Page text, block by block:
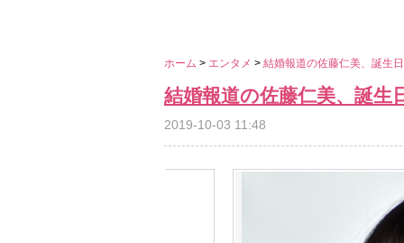
ホーム > エンタメ > 結婚報道の佐藤仁美、誕
結婚報道の佐藤仁美、誕
2019-10-03 11:48